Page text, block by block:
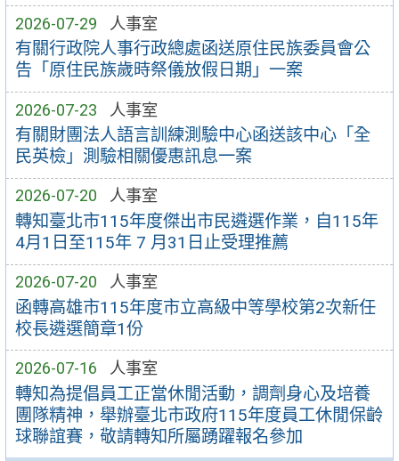
2026-07-29 人事室
有關行政院人事行政總處函送原住民族委員會公
告「原住民族歲時祭儀放假日期」一案
2026-07-23 人事室
有關財團法人語言訓練測驗中心函送該中心「全
民英檢」測驗相關優惠訊息一案
2026-07-20 人事室
轉知臺北市115年度傑出市民遴選作業，自115年
4月1日至115年 7 月31日止受理推薦
2026-07-20 人事室
函轉高雄市115年度市立高級中等學校第2次新任
校長遴選簡章1份
2026-07-16 人事室
轉知為提倡員工正當休閒活動，調劑身心及培養
團隊精神，舉辦臺北市政府115年度員工休閒保齡
球聯誼賽，敬請轉知所屬踴躍報名參加